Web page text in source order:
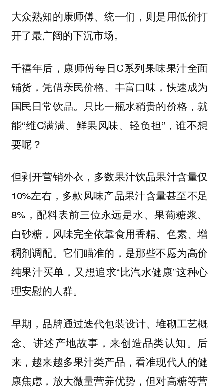
大众熟知的康师傅、统一们，则是用低价打
开了最广阔的下沉市场。
千禧年后，康师傅每日C系列果味果汁全面
铺货，凭借亲民价格、丰富口味，快速成为
国民日常饮品。只比一瓶水稍贵的价格，就
能“维C满满、鲜果风味、轻负担”，谁不想
要呢？
但剥开营销外衣，多数果汁饮品果汁含量仅
10%左右，多款风味产品果汁含量甚至不足
8%，配料表前三位永远是水、果葡糖浆、
白砂糖，风味完全依靠食用香精、色素、增
稠剂调配。它们瞄准的，是那些不愿为高价
纯果汁买单，又想追求“比汽水健康”这种心
理安慰的人群。
早期，品牌通过迭代包装设计、堆砌工艺概
念、讲述产地故事，来创造品类认知。后
来，越来越多果汁类产品，看准现代人的健
康焦虑，放大微量营养优势，但对高糖等营